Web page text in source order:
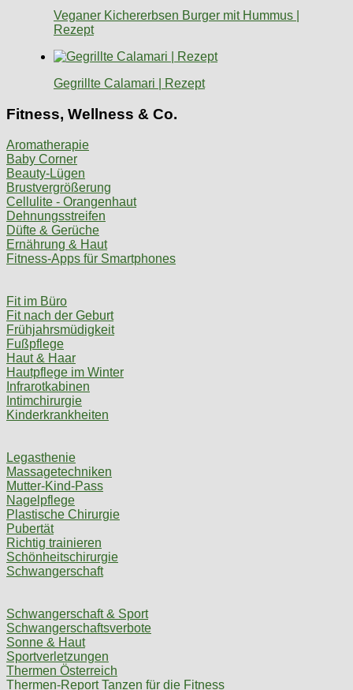
Veganer Kichererbsen Burger mit Hummus |
Rezept
Gegrillte Calamari | Rezept
Fitness, Wellness & Co.
Aromatherapie
Baby Corner
Beauty-Lügen
Brustvergrößerung
Cellulite - Orangenhaut
Dehnungsstreifen
Düfte & Gerüche
Ernährung & Haut
Fitness-Apps für Smartphones
Fit im Büro
Fit nach der Geburt
Frühjahrsmüdigkeit
Fußpflege
Haut & Haar
Hautpflege im Winter
Infrarotkabinen
Intimchirurgie
Kinderkrankheiten
Legasthenie
Massagetechniken
Mutter-Kind-Pass
Nagelpflege
Plastische Chirurgie
Pubertät
Richtig trainieren
Schönheitschirurgie
Schwangerschaft
Schwangerschaft & Sport
Schwangerschaftsverbote
Sonne & Haut
Sportverletzungen
Thermen Österreich
Thermen-Report Tanzen für die Fitness